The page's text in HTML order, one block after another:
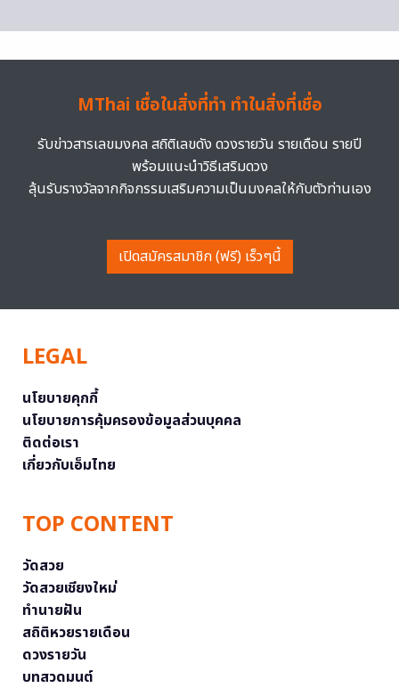
MThai เชื่อในสิ่งที่ทำ ทำในสิ่งที่เชื่อ
รับข่าวสารเลขมงคล สถิติเลขดัง ดวงรายวัน รายเดือน รายปี
พร้อมแนะนำวิธีเสริมดวง
ลุ้นรับรางวัลจากกิจกรรมเสริมความเป็นมงคลให้กับตัวท่านเอง
เปิดสมัครสมาชิก (ฟรี) เร็วๆนี้
LEGAL
นโยบายคุกกี้
นโยบายการคุ้มครองข้อมูลส่วนบุคคล
ติดต่อเรา
เกี่ยวกับเอ็มไทย
TOP CONTENT
วัดสวย
วัดสวยเชียงใหม่
ทำนายฝัน
สถิติหวยรายเดือน
ดวงรายวัน
บทสวดมนต์